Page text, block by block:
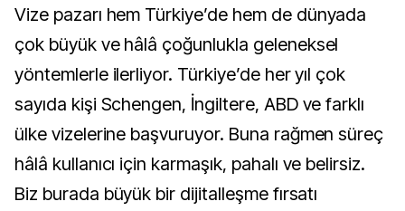
Vize pazarı hem Türkiye’de hem de dünyada
çok büyük ve hâlâ çoğunlukla geleneksel
yöntemlerle ilerliyor. Türkiye’de her yıl çok
sayıda kişi Schengen, İngiltere, ABD ve farklı
ülke vizelerine başvuruyor. Buna rağmen süreç
hâlâ kullanıcı için karmaşık, pahalı ve belirsiz.
Biz burada büyük bir dijitalleşme fırsatı